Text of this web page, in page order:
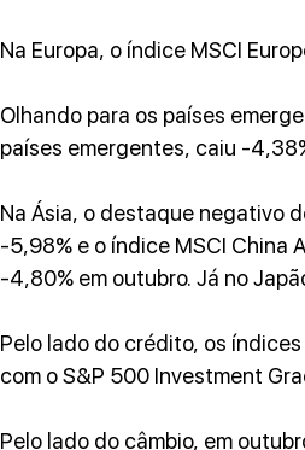
Na Europa, o índice MSCI
Olhando para os países
países emergentes, caiu -
Na Ásia, o destaque negativo
-5,98% e o índice MSCI China
-4,80% em outubro. Já no
Pelo lado do crédito, os
com o S&P 500 Investment
Pelo lado do câmbio, em